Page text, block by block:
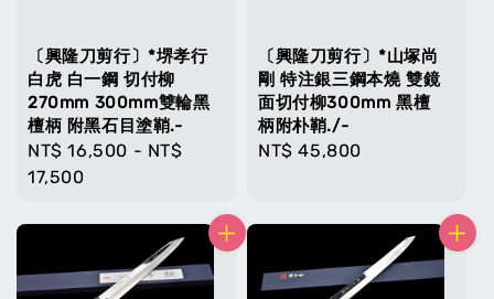
〔興隆刀剪行〕*堺孝行
白虎 白一鋼 切付柳
270mm 300mm雙輪黑
檀柄 附黑石目塗鞘.-
Regular
price
NT$ 16,500 - NT$
17,500
〔興隆刀剪行〕*山塚尚
剛 特注銀三鋼本燒 雙鏡
面切付柳300mm 黑檀
柄附朴鞘./-
Regular
NT$ 45,800